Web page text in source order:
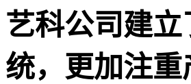
艺科公司建
统，更加注